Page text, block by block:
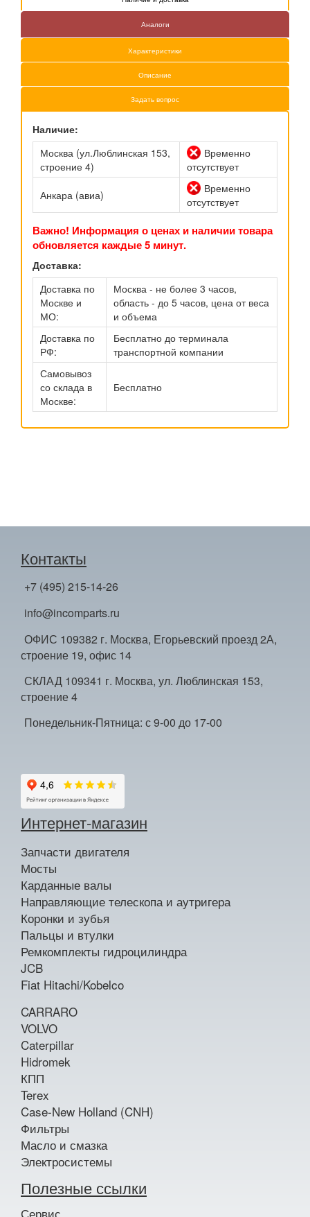
Аналоги
Характеристики
Описание
Задать вопрос
Наличие:
Москва (ул.Люблинская 153,
строение 4)
Временно
отсутствует
Анкара (авиа)
Временно
отсутствует
Важно! Информация о ценах и наличии товара
обновляется каждые 5 минут.
Доставка:
Доставка по
Москве и
МО:
Москва - не более 3 часов,
область - до 5 часов, цена от веса
и объема
Доставка по
РФ:
Бесплатно до терминала
транспортной компании
Самовывоз
со склада в
Москве:
Бесплатно
Контакты
+7 (495) 215-14-26
info@incomparts.ru
ОФИС 109382 г. Москва, Егорьевский проезд 2А,
строение 19, офис 14
СКЛАД 109341 г. Москва, ул. Люблинская 153,
строение 4
Понедельник-Пятница: с 9-00 до 17-00
Интернет-магазин
Запчасти двигателя
Мосты
Карданные валы
Направляющие телескопа и аутригера
Коронки и зубья
Пальцы и втулки
Ремкомплекты гидроцилиндра
JCB
Fiat Hitachi/Kobelco
CARRARO
VOLVO
Caterpillar
Hidromek
КПП
Terex
Case-New Holland (CNH)
Фильтры
Масло и смазка
Электросистемы
Полезные ссылки
Сервис